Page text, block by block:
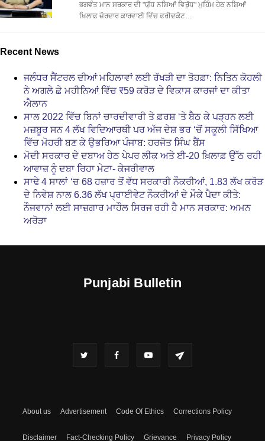
ਭਗਵੰਤ ਮਾਨ ਸਰਕਾਰ ਦੀ "ਯੁੱਧ ਨਸ਼ਿਆਂ ਵਿਰੁੱਧ" ਮੁਹਿੰਮ ਹੇਠ ਨਸ਼ਿਆਂ
ਖ਼ਿਲਾਫ਼ ਜ਼ੋਰਦਾਰ ਕਾਰਵਾਈ ਵਿੱਚ ਫਰੀਦਕੋਟ…
Recent News
ਜਲੰਧਰ ਸੈਂਟਰਲ ਦੀਆਂ ਮਹਿਲਾਵਾਂ ਲਈ ਰੱਖੜੀ ਦਾ ਤੋਹਫ਼ਾ: ਨਿਤਿਨ ਕੋਹਲੀ
ਨੇ ਅਗਲੇ ਛੇ ਮਹੀਨਿਆਂ ਵਿੱਚ ₹59 ਕਰੋੜ ਦੇ ਵਿਕਾਸ ਕਾਰਜਾਂ ਦਾ ਕੀਤਾ
ਐਲਾਨ
ਸਾਲ 2022 ਵਿੱਚ ਬਿਨਾਂ ਚਾਰਦੀਵਾਰੀ ਤੇ ਫ਼ਰਸ਼ ‘ਤੇ ਬੈਠ ਕੇ ਪੜ੍ਹਨ ਲਈ
ਮਜ਼ਬੂਰ ਸਨ 4 ਲੱਖ ਵਿਦਿਆਰਥੀ ਪਰ ਅੱਜ ਦੇਸ਼ ਭਰ ‘ਚੋਂ ਸਕੂਲੀ ਸਿੱਖਿਆ
ਵਿੱਚ ਮੋਹਰੀ ਬਣ ਕੇ ਉਭਰਿਆ ਪੰਜਾਬ: ਹਰਜੋਤ ਸਿੰਘ ਬੈਂਸ
ਮੋਦੀ ਸਰਕਾਰ ਦੇ ਦਬਾਅ ਹੇਠ ਪੇਪਰ ਲੀਕ ਅਤੇ ਈ-20 ਖ਼ਿਲਾਫ਼ ਉੱਠ ਰਹੀ
ਆਵਾਜ਼ ਨੂੰ ਦਬਾ ਰਿਹਾ ਮੇਟਾ- ਕੇਜਰੀਵਾਲ
ਸਾਢੇ 4 ਸਾਲਾਂ ‘ਚ 68 ਹਜ਼ਾਰ ਤੋਂ ਵੱਧ ਸਰਕਾਰੀ ਨੌਕਰੀਆਂ, 1.83 ਲੱਖ ਕਰੋੜ
ਦੇ ਨਿਵੇਸ਼ ਨਾਲ 6.36 ਲੱਖ ਪ੍ਰਾਈਵੇਟ ਨੌਕਰੀਆਂ ਦੇ ਮੌਕੇ ਪੈਦਾ ਕੀਤੇ:
ਨੌਜਵਾਨਾਂ ਲਈ ਸਾਜ਼ਗਾਰ ਮਾਹੌਲ ਸਿਰਜ ਰਹੀ ਹੈ ਮਾਨ ਸਰਕਾਰ: ਅਮਨ
ਅਰੋੜਾ
Punjabi Bulletin
About us Advertisement Code Of Ethics Corrections Policy
Disclaimer Fact-Checking Policy Grievance Privacy Policy